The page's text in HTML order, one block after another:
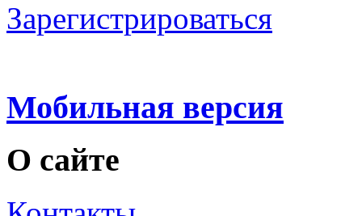
Зарегистрироваться
Мобильная версия
О сайте